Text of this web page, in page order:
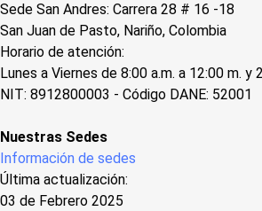
Sede San Andres: Carrera 28 # 16 -18
San Juan de Pasto, Nariño, Colombia
Horario de atención:
Lunes a Viernes de 8:00 a.m. a 12:00 m. y
NIT: 8912800003 - Código DANE: 52001
Nuestras Sedes
Información de sedes
Última actualización:
03 de Febrero 2025